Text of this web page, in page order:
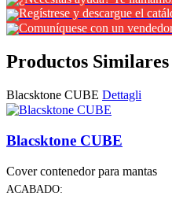
Regístrese y descargue el
Comuníquese con un
Productos Similares
Blacsktone CUBE Dettagli
Blacsktone CUBE
Cover contenedor para mantas
ACABADO: